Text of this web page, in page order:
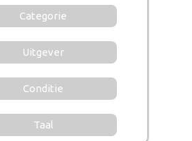
Categorie
Uitgever
Conditie
Taal